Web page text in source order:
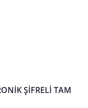
ŞİFRELİ TAM